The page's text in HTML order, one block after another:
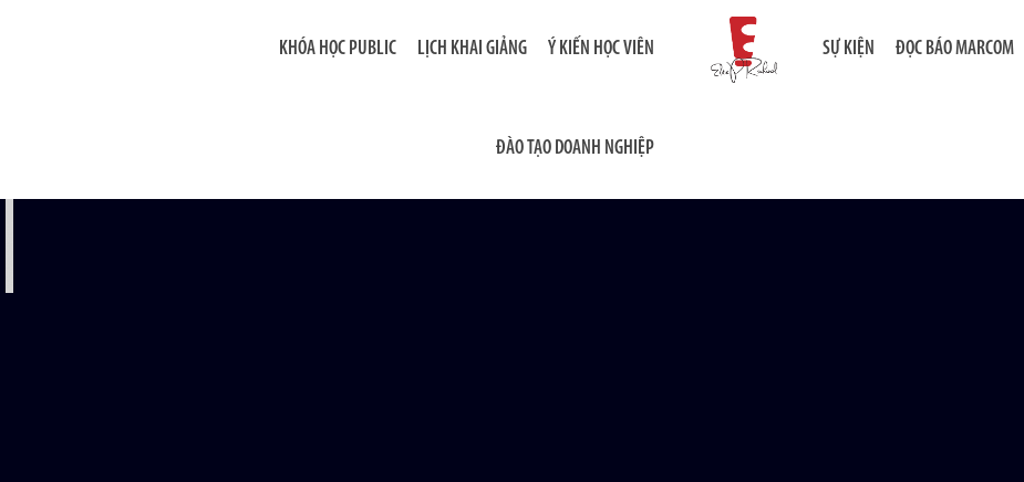
KHÓA HỌC PUBLIC LỊCH KHAI GIẢNG Ý KIẾN HỌC VIÊN
ĐÀO TẠO DOANH NGHIỆP
SỰ KIỆN ĐỌC BÁO MARCOM